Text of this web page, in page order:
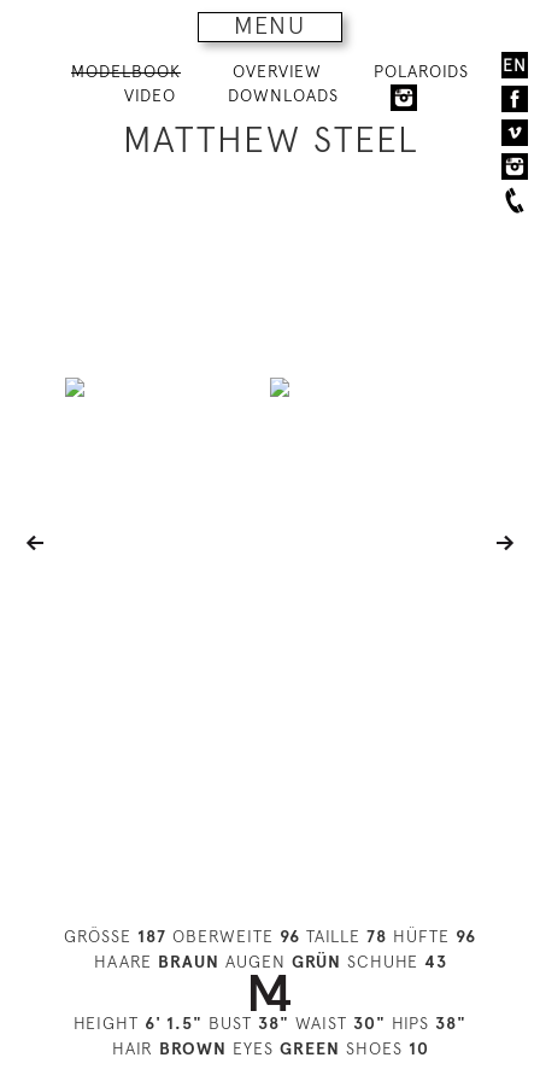
MENU
EN
MODELBOOK OVERVIEW
POLAROIDS
VIDEO
DOWNLOADS
MATTHEW STEEL
GRÖSSE 187 OBERWEITE 96 TAILLE 78 HÜFTE 96
HAARE BRAUN AUGEN GRÜN SCHUHE 43
HEIGHT 6' 1.5" BUST 38" WAIST 30" HIPS 38"
HAIR BROWN EYES GREEN SHOES 10